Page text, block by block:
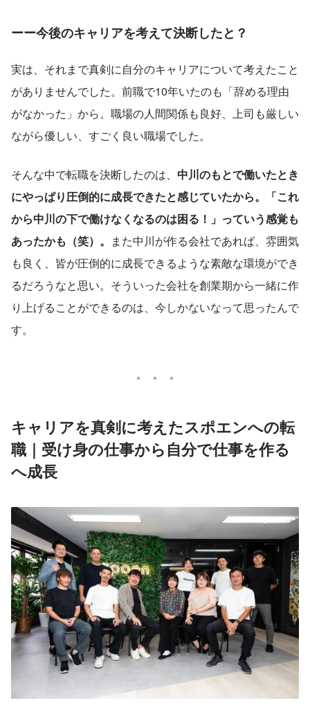
ーー今後のキャリアを考えて決断したと？
実は、それまで真剣に自分のキャリアについて考えたこと
がありませんでした。前職で10年いたのも「辞める理由
がなかった」から。職場の人間関係も良好、上司も厳しい
ながら優しい、すごく良い職場でした。
そんな中で転職を決断したのは、 中川のもとで働いたとき
にやっぱり圧倒的に成長できたと感じていたから。「これ
から中川の下で働けなくなるのは困る！」っていう感覚も
あったかも（笑）。 また中川が作る会社であれば、雰囲気
も良く、皆が圧倒的に成長できるような素敵な環境ができ
るだろうなと思い。そういった会社を創業期から一緒に作
り上げることができるのは、今しかないなって思ったんで
す。
キャリアを真剣に考えたスポエンへの転
職｜受け身の仕事から自分で仕事を作る
へ成長